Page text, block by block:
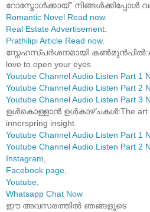
റോസ്മോൾക്കായ്" നിങ്ങൾക്കിപ്പോൾ
Romantic Novel Read now.
Real Estate Advertisement.
Prathilipi Article Read now.
സ്നേഹസ്പർശനമായി കൺമുൻപിൽ:A
love to open your eyes
Youtube Channel Audio Listen Part 1
Youtube Channel Audio Listen Part 2
Youtube Channel Audio Listen Part 3
ഉൾകൊള്ളാൻ ഉൾകാഴ്ചകൾ:The art
innerspring insight
Youtube Channel Audio Listen Part 1
Youtube Channel Audio Listen Part 2
Instagram,
Facebook page,
Youtube,
Whatsapp Chat Now
ഈ അവസരത്തിൽ ഞങ്ങളുടെ